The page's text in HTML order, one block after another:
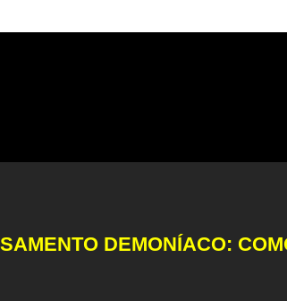
DEMONÍACO: